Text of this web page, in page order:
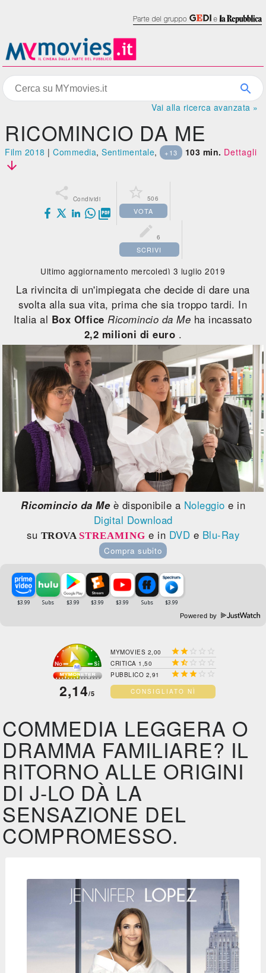
Vai alla ricerca avanzata »
RICOMINCIO DA ME
Film 2018 |Commedia,Sentimentale, +13 103 min. Dettagli

 Condividi

 506
VOTA
 6
SCRIVI
Ultimo aggiornamento mercoledì 3 luglio 2019
La rivincita di un'impiegata che decide di dare una
svolta alla sua vita, prima che sia troppo tardi. In
Italia al Box Office Ricomincio da Me ha incassato
2,2 milioni di euro .
Ricomincio da Meè disponibile a Noleggio e in
Digital Download
su TROVA STREAMING e in DVD e Blu-Ray
Compra subito
Powered by
2,14/5
MYMOVIES 2,00    
CRITICA 1,50    
PUBBLICO 2,91   
CONSIGLIATO NÌ
COMMEDIA LEGGERA O
DRAMMA FAMILIARE? IL
RITORNO ALLE ORIGINI
DI J-LO DÀ LA
SENSAZIONE DEL
COMPROMESSO.